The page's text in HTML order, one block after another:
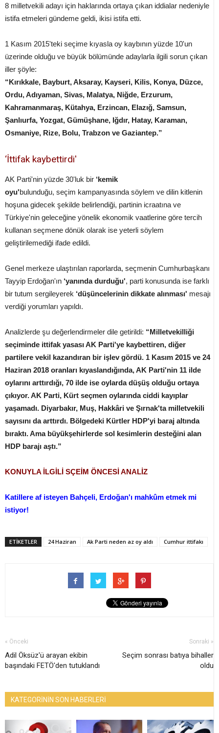
8 milletvekili adayı için haklarında ortaya çıkan iddialar nedeniyle
istifa etmeleri gündeme geldi, ikisi istifa etti.
1 Kasım 2015'teki seçime kıyasla oy kaybının yüzde 10'un
üzerinde olduğu ve büyük bölümünde adaylarla ilgili sorun çıkan
iller şöyle:
“Kırıkkale, Bayburt, Aksaray, Kayseri, Kilis, Konya, Düzce,
Ordu, Adıyaman, Sivas, Malatya, Niğde, Erzurum,
Kahramanmaraş, Kütahya, Erzincan, Elazığ, Samsun,
Şanlıurfa, Yozgat, Gümüşhane, Iğdır, Hatay, Karaman,
Osmaniye, Rize, Bolu, Trabzon ve Gaziantep.”
‘İttifak kaybettirdi'
AK Parti'nin yüzde 30'luk bir ‘kemik
oyu'bulunduğu, seçim kampanyasında söylem ve dilin kitlenin
hoşuna gidecek şekilde belirlendiği, partinin icraatına ve
Türkiye'nin geleceğine yönelik ekonomik vaatlerine göre tercih
kullanan seçmene dönük olarak ise yeterli söylem
geliştirilemediği ifade edildi.
Genel merkeze ulaştırılan raporlarda, seçmenin Cumhurbaşkanı
Tayyip Erdoğan'ın ‘yanında durduğu', parti konusunda ise farklı
bir tutum sergileyerek ‘düşüncelerinin dikkate alınması' mesajı
verdiği yorumları yapıldı.
Analizlerde şu değerlendirmeler dile getirildi: “Milletvekilliği
seçiminde ittifak yasası AK Parti'ye kaybettiren, diğer
partilere vekil kazandıran bir işlev gördü. 1 Kasım 2015 ve 24
Haziran 2018 oranları kıyaslandığında, AK Parti'nin 11 ilde
oylarını arttırdığı, 70 ilde ise oylarda düşüş olduğu ortaya
çıkıyor. AK Parti, Kürt seçmen oylarında ciddi kayıplar
yaşamadı. Diyarbakır, Muş, Hakkâri ve Şırnak'ta milletvekili
sayısını da arttırdı. Bölgedeki Kürtler HDP'yi baraj altında
bıraktı. Ama büyükşehirlerde sol kesimlerin desteğini alan
HDP barajı aştı.”
KONUYLA İLGİLİ SÇEİM ÖNCESİ ANALİZ
Katillere af isteyen Bahçeli, Erdoğan'ı mahkûm etmek mi
istiyor!
ETİKETLER 24 Haziran Ak Parti neden az oy aldı Cumhur ittifakı
« Önceki
Adil Öksüz'ü arayan ekibin
başındaki FETÖ'den tutuklandı
Sonraki »
Seçim sonrası batıya bihaller
oldu
KATEGORİNİN SON HABERLERİ